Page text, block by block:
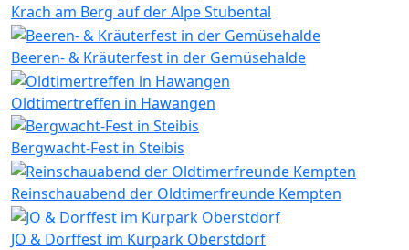
Krach am Berg auf der Alpe Stubental
Beeren- & Kräuterfest in der Gemüsehalde
Oldtimertreffen in Hawangen
Bergwacht-Fest in Steibis
Reinschauabend der Oldtimerfreunde Kempten
JO & Dorffest im Kurpark Oberstdorf